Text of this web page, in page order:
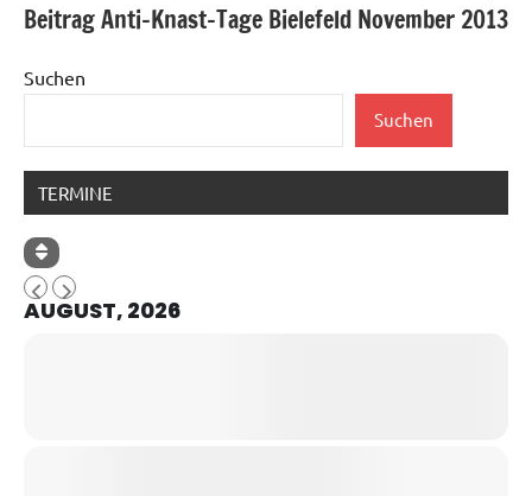
Beitrag Anti-Knast-Tage Bielefeld November 2013
Suchen
Suchen
TERMINE
AUGUST, 2026